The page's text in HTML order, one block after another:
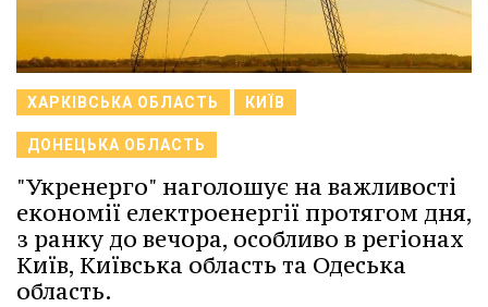
ХАРКІВСЬКА ОБЛАСТЬ КИЇВ
ДОНЕЦЬКА ОБЛАСТЬ
"Укренерго" наголошує на важливості
економії електроенергії протягом дня,
з ранку до вечора, особливо в регіонах
Київ, Київська область та Одеська
область.